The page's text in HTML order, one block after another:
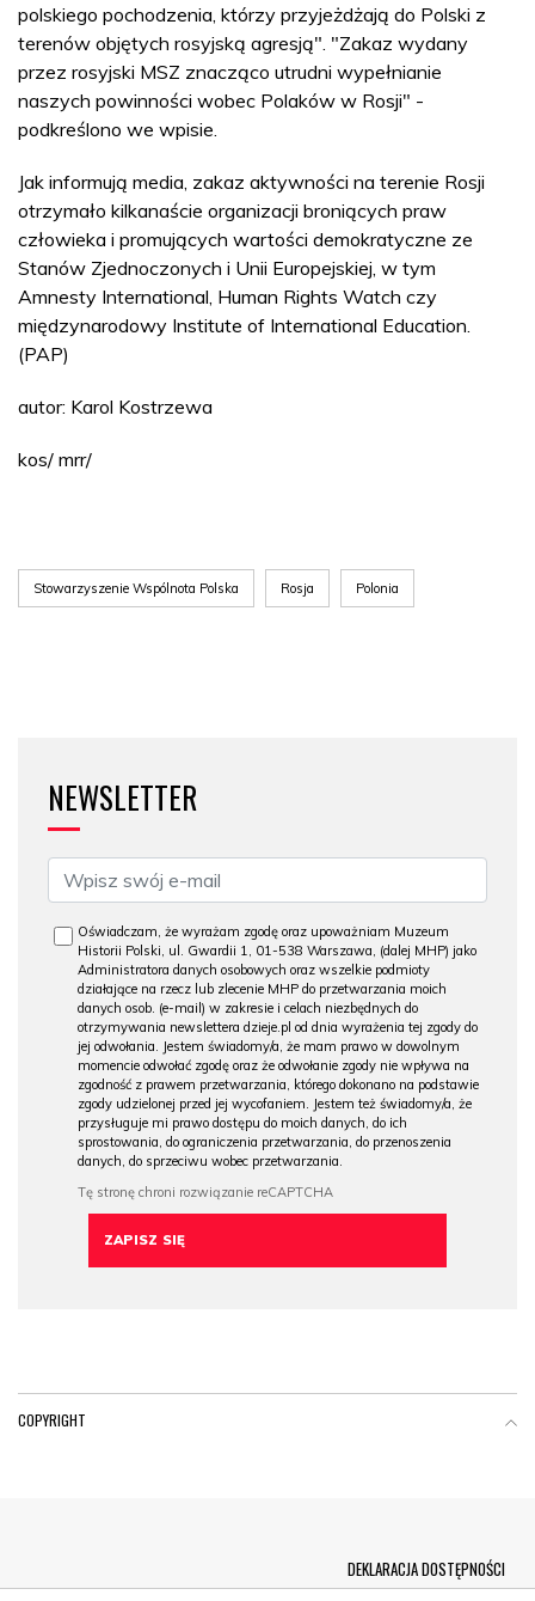
polskiego pochodzenia, którzy przyjeżdżają do Polski z
terenów objętych rosyjską agresją". "Zakaz wydany
przez rosyjski MSZ znacząco utrudni wypełnianie
naszych powinności wobec Polaków w Rosji" -
podkreślono we wpisie.
Jak informują media, zakaz aktywności na terenie Rosji
otrzymało kilkanaście organizacji broniących praw
człowieka i promujących wartości demokratyczne ze
Stanów Zjednoczonych i Unii Europejskiej, w tym
Amnesty International, Human Rights Watch czy
międzynarodowy Institute of International Education.
(PAP)
autor: Karol Kostrzewa
kos/ mrr/
Stowarzyszenie Wspólnota Polska Rosja Polonia
NEWSLETTER
Oświadczam, że wyrażam zgodę oraz upoważniam Muzeum
Historii Polski, ul. Gwardii 1, 01-538 Warszawa, (dalej MHP) jako
Administratora danych osobowych oraz wszelkie podmioty
działające na rzecz lub zlecenie MHP do przetwarzania moich
danych osob. (e-mail) w zakresie i celach niezbędnych do
otrzymywania newslettera dzieje.pl od dnia wyrażenia tej zgody do
jej odwołania. Jestem świadomy/a, że mam prawo w dowolnym
momencie odwołać zgodę oraz że odwołanie zgody nie wpływa na
zgodność z prawem przetwarzania, którego dokonano na podstawie
zgody udzielonej przed jej wycofaniem. Jestem też świadomy/a, że
przysługuje mi prawo dostępu do moich danych, do ich
sprostowania, do ograniczenia przetwarzania, do przenoszenia
danych, do sprzeciwu wobec przetwarzania.
COPYRIGHT
DEKLARACJA DOSTĘPNOŚCI